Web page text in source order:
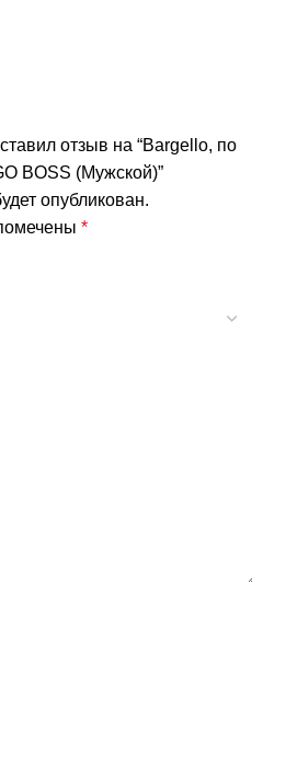
отзыв на “Bargello, по
BOSS (Мужской)”
опубликован.
*